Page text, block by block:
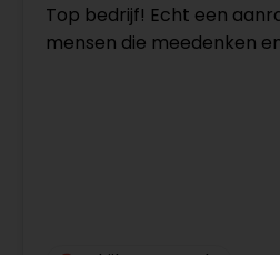
Top bedrijf! Echt een
mensen die meedenken